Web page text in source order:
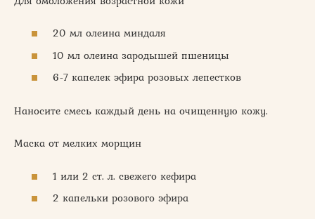
20 мл олеина миндаля
10 мл олеина зародышей пшеницы
6-7 капелек эфира розовых лепестков
Наносите смесь каждый день на очищенную кожу.
Маска от мелких морщин
1 или 2 ст. л. свежего кефира
2 капельки розового эфира